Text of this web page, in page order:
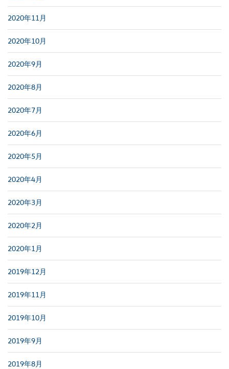
2020年11月
2020年10月
2020年9月
2020年8月
2020年7月
2020年6月
2020年5月
2020年4月
2020年3月
2020年2月
2020年1月
2019年12月
2019年11月
2019年10月
2019年9月
2019年8月